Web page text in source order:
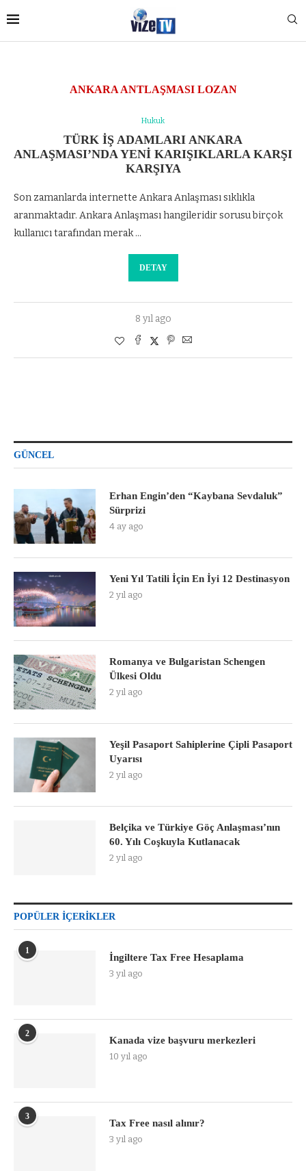
ANKARA ANTLAŞMASI LOZAN
Hukuk
TÜRK IŞ ADAMLARI ANKARA
ANLAŞMASI’NDA YENI KARIŞIKLARLA KARŞI
KARŞIYA
Son zamanlarda internette Ankara Anlaşması sıklıkla
aranmaktadır. Ankara Anlaşması hangileridir sorusu birçok
kullanıcı tarafından merak …
DETAY
8 yıl ago
GÜNCEL
Erhan Engin’den “Kaybana Sevdaluk”
Sürprizi
4 ay ago
Yeni Yıl Tatili İçin En İyi 12 Destinasyon
2 yıl ago
Romanya ve Bulgaristan Schengen
Ülkesi Oldu
2 yıl ago
Yeşil Pasaport Sahiplerine Çipli Pasaport
Uyarısı
2 yıl ago
Belçika ve Türkiye Göç Anlaşması’nın
60. Yılı Coşkuyla Kutlanacak
2 yıl ago
POPÜLER İÇERIKLER
1
İngiltere Tax Free Hesaplama
3 yıl ago
2
Kanada vize başvuru merkezleri
10 yıl ago
3
Tax Free nasıl alınır?
3 yıl ago